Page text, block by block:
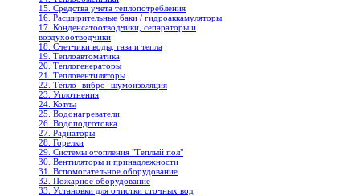
15. Средства учета теплопотребления
16. Расширительные баки / гидроаккамуляторы
17. Конденсатоотводчики, сепараторы и
воздухоотводчики
18. Счетчики воды, газа и тепла
19. Теплоавтоматика
20. Теплогенераторы
21. Тепловентиляторы
22. Тепло- вибро- шумоизоляция
23. Уплотнения
24. Котлы
25. Водонагреватели
26. Водоподготовка
27. Радиаторы
28. Горелки
29. Системы отопления "Теплый пол"
30. Вентиляторы и принадлежности
31. Вспомогательное оборудование
32. Пожарное оборудование
33. Установки для очистки сточных вод